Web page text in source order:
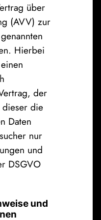
über
(AVV) zur
Hierbei
der
dieser die
Daten
nur
und
DSGVO
und